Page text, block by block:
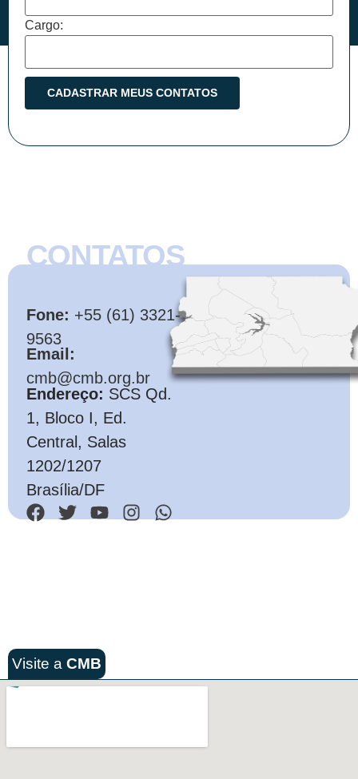
Cargo:
CONTATOS
Fone: +55 (61) 3321-
9563
Email:
cmb@cmb.org.br
Endereço: SCS Qd.
1, Bloco I, Ed.
Central, Salas
1202/1207
Brasília/DF
Visite a CMB